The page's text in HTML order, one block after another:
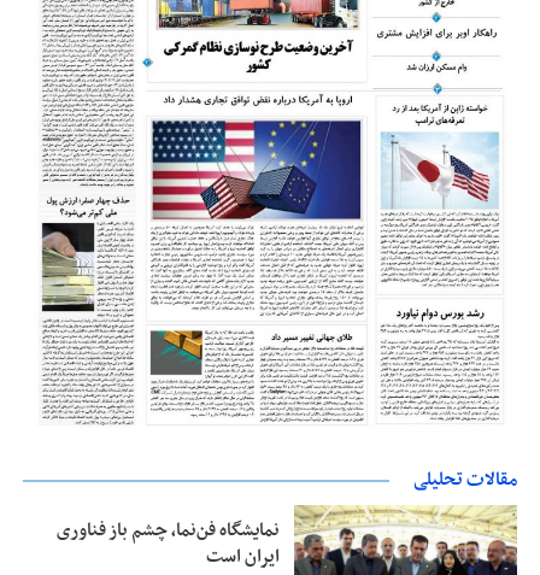
مقالات تحلیلی
نمایشگاه فن‌نما، چشم باز فناوری
ایران است